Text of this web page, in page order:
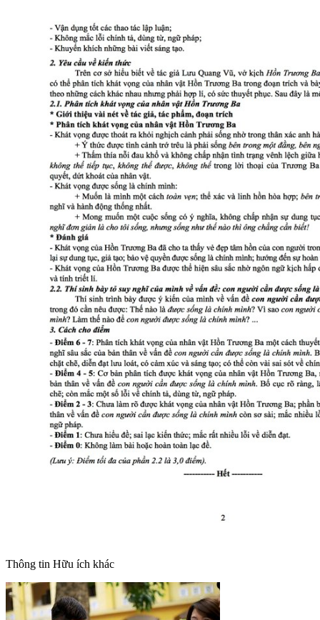
Thông tin Hữu ích khác